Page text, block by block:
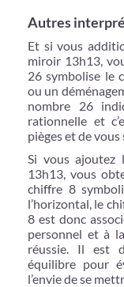
Autres
Et si vous
miroir 13h13,
26 symbolise le
ou un
nombre 26
rationnelle et
pièges et de
Si vous ajoutez
13h13, vous
chiffre 8
l’horizontal, le
8 est donc
personnel et à
réussie. Il est
équilibre pour
l’envie de se